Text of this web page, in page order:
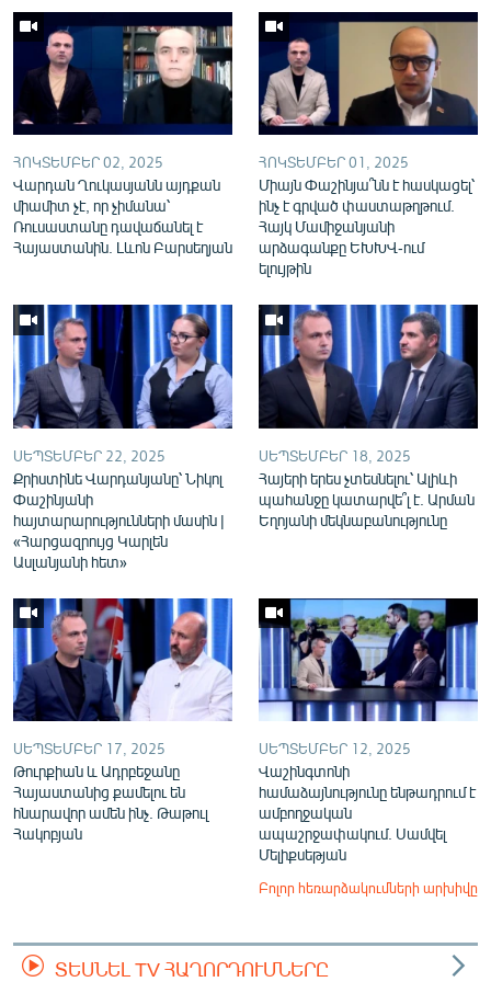
English
Русский
ՀԵՏԵՎԵՔ ՄԵԶ
«Ազատության» բոլոր կայքերը
ՀՈԿՏԵՄԲԵՐ 02, 2025
Վարդան Ղուկասյանն այդքան
միամիտ չէ, որ չիմանա՝
Ռուսաստանը դավաճանել է
Հայաստանին. Լևոն Բարսեղյան
ՀՈԿՏԵՄԲԵՐ 01, 2025
Միայն Փաշինյա՞նն է հասկացել՝
ինչ է գրված փաստաթղթում.
Հայկ Մամիջանյանի
արձագանքը ԵԽԽՎ-ում
ելույթին
ՍԵՊՏԵՄԲԵՐ 22, 2025
Քրիստինե Վարդանյանը՝ Նիկոլ
Փաշինյանի
հայտարարությունների մասին |
«Հարցազրույց Կարլեն
Ասլանյանի հետ»
ՍԵՊՏԵՄԲԵՐ 18, 2025
Հայերի երես չտեսնելու՝ Ալիևի
պահանջը կատարվե՞լ է. Արման
Եղոյանի մեկնաբանությունը
ՍԵՊՏԵՄԲԵՐ 17, 2025
Թուրքիան և Ադրբեջանը
Հայաստանից քամելու են
հնարավոր ամեն ինչ. Թաթուլ
Հակոբյան
ՍԵՊՏԵՄԲԵՐ 12, 2025
Վաշինգտոնի
համաձայնությունը ենթադրում է
ամբողջական
ապաշրջափակում. Սամվել
Մելիքսեթյան
Բոլոր հեռարձակումների արխիվը
ՏԵՍՆԵԼ TV ՀԱՂՈՐԴՈՒՄՆԵՐԸ